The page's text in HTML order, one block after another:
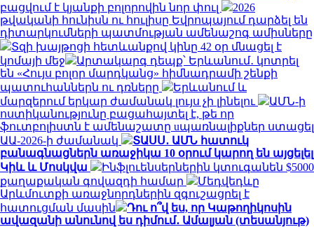
բացվում է կյանքի բոլորովին նոր փուլ
2026
թվականի հունիսն ու հուլիսը Եվրոպայում դարձել են
դիտարկումների պատմության ամենաշոգ ամիսները
Տզի խայթոցի հետևանքով կինը 42 օր մնացել է
կոմայի մեջ
Արտակարգ դեպք՝ Երևանում․ կոտրել
են «Հույս բոլոր մարդկանց» հիմնադրամի շենքի
պատուհաններն ու դռները
Երևանում և
մարզերում երկար ժամանակ լույս չի լինելու
ԱՄՆ-ի
ոստիկանությունը բացահայտել է, թե որ
ֆուտբոլիստն է ամենաշատը uպառնալիքներ ստացել
ԱԱ-2026-ի ժամանակ
ՏԱՍՍ․ ԱՄՆ հատուկ
բանագնացներն առաջիկա 10 օրում կարող են այցելել
Կիև և Մոսկվա
Ինֆլուենսերներին կտուգանեն $5000
քաղաքական գովազդի համար
Մեդվեդևը
Արևմուտքի առաջնորդներին զգուշացրել է
հատուցման մասին
Դու ո՞վ ես, որ Կաթողիկոսին
ավազանի անունով ես դիմում․ Ամալյան (տեսանյութ)